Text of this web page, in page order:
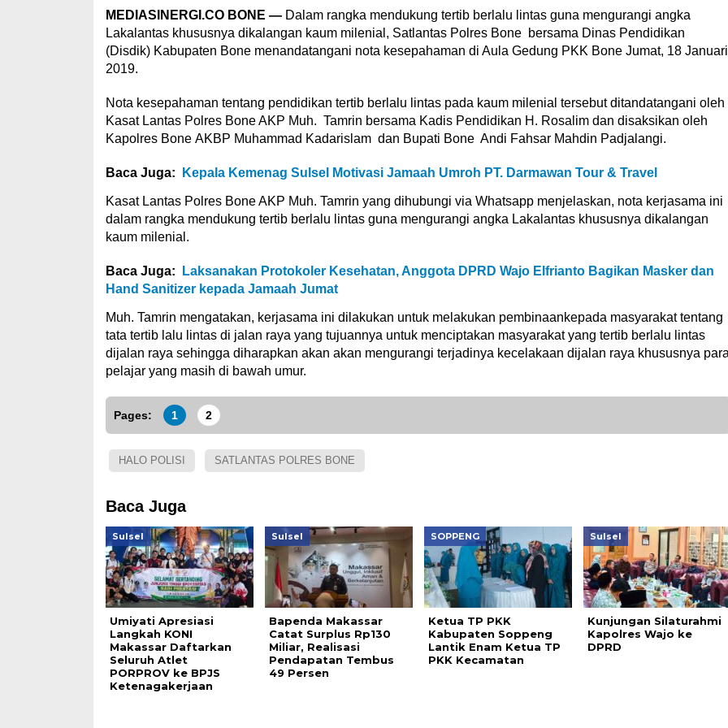
MEDIASINERGI.CO BONE —Dalam rangka mendukung tertib berlalu lintas guna mengurangi angka
Lakalantas khususnya dikalangan kaum milenial, Satlantas Polres Bone bersama Dinas Pendidikan
(Disdik) Kabupaten Bone menandatangani nota kesepahaman di Aula Gedung PKK Bone Jumat, 18 Januari
2019.
Nota kesepahaman tentang pendidikan tertib berlalu lintas pada kaum milenial tersebut ditandatangani oleh
Kasat Lantas Polres Bone AKP Muh. Tamrin bersama Kadis Pendidikan H. Rosalim dan disaksikan oleh
Kapolres Bone AKBP Muhammad Kadarislam dan Bupati Bone Andi Fahsar Mahdin Padjalangi.
Baca Juga: Kepala Kemenag Sulsel Motivasi Jamaah Umroh PT. Darmawan Tour & Travel
Kasat Lantas Polres Bone AKP Muh. Tamrin yang dihubungi via Whatsapp menjelaskan, nota kerjasama ini
dalam rangka mendukung tertib berlalu lintas guna mengurangi angka Lakalantas khususnya dikalangan
kaum milenial.
Baca Juga:
Laksanakan Protokoler Kesehatan, Anggota DPRD Wajo Elfrianto Bagikan Masker dan
Hand Sanitizer kepada Jamaah Jumat
Muh. Tamrin mengatakan, kerjasama ini dilakukan untuk melakukan pembinaankepada masyarakat tentang
tata tertib lalu lintas di jalan raya yang tujuannya untuk menciptakan masyarakat yang tertib berlalu lintas
dijalan raya sehingga diharapkan akan akan mengurangi terjadinya kecelakaan dijalan raya khususnya
pelajar yang masih di bawah umur.
Pages: 1 2
HALO POLISI SATLANTAS POLRES BONE
Baca Juga
Sulsel
Umiyati Apresiasi
Langkah KONI
Makassar Daftarkan
Seluruh Atlet
PORPROV ke BPJS
Ketenagakerjaan
Sulsel
Bapenda Makassar
Catat Surplus Rp130
Miliar, Realisasi
Pendapatan Tembus
49 Persen
SOPPENG
Ketua TP PKK
Kabupaten Soppeng
Lantik Enam Ketua TP
PKK Kecamatan
Sulsel
Kunjungan Silaturahmi
Kapolres Wajo ke
DPRD